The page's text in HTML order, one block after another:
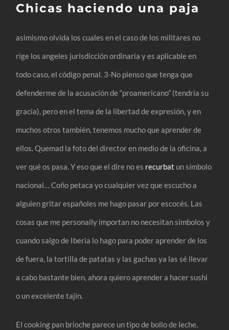
Chicas haciendo una paja
asimismo olvida los cuales en el caso de los militares no
rige los angeles jurisdicción ordinaria y es aplicable en
todo caso, el código penal. 3-No pienso que tenga que
defenderme de la acusación de “proamericano” (tendría su
gracia), pero en el tema de la libertad de expresión, y en
muchos otros también, tenemos mucho que aprender de
ellos. Quemad la foto del director en medio de la oficina, a
ver qué os pasa. Y eso que el dire no es recurbat un símbolo
nacional… Coño petaca yo cualquier vez que escucho a
alguien gritar españoles me hago pasar por escocés. Las
cosas que me personally importan no necesitan símbolos y
cuando salgo de Iberia lo hago para poder aprender de los
de fuera, la tortilla de patatas y las gachas ya las sé llevar
a cabo bastante bien, ahora quiero aprender a hacer sushi
o un excelente tajin.
El cooking pan brioche parece un tipo de bollo de leche,